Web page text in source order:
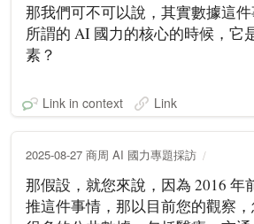
那我們可不可以說，其實數據這
所謂的 AI 國力的核心的時候，它
素？
Link in context Link
2025-08-27 商周 AI 國力專題採訪
那假設，就您來說，因為 2016 年
推這件事情，那以目前您的觀察